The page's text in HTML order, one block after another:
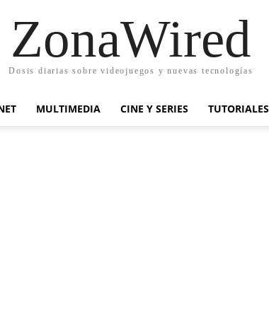
ZonaWired
Dosis diarias sobre videojuegos y nuevas tecnologías
MULTIMEDIA CINE Y SERIES TUTORIALES